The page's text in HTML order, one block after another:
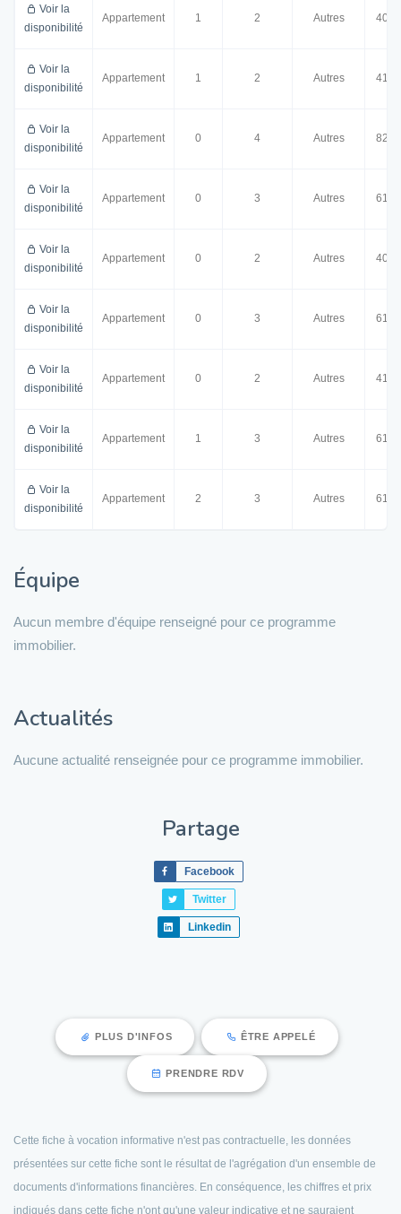
Voir la
disponibilité
Appartement 1 2 Autres 40.0
Voir la
disponibilité
Appartement 1 2 Autres 41.0
Voir la
disponibilité
Appartement 0 4 Autres 82.0
Voir la
disponibilité
Appartement 0 3 Autres 61.0
Voir la
disponibilité
Appartement 0 2 Autres 40.0
Voir la
disponibilité
Appartement 0 3 Autres 61.0
Voir la
disponibilité
Appartement 0 2 Autres 41.0
Voir la
disponibilité
Appartement 1 3 Autres 61.0
Voir la
disponibilité
Appartement 2 3 Autres 61.0
Équipe
Aucun membre d'équipe renseigné pour ce programme
immobilier.
Actualités
Aucune actualité renseignée pour ce programme immobilier.
Partage
Facebook
Twitter
Linkedin
PLUS D'INFOS ÊTRE APPELÉ
PRENDRE RDV
Cette fiche à vocation informative n'est pas contractuelle, les données
présentées sur cette fiche sont le résultat de l'agrégation d'un ensemble de
documents d'informations financières. En conséquence, les chiffres et prix
indiqués dans cette fiche n'ont qu'une valeur indicative et ne sauraient